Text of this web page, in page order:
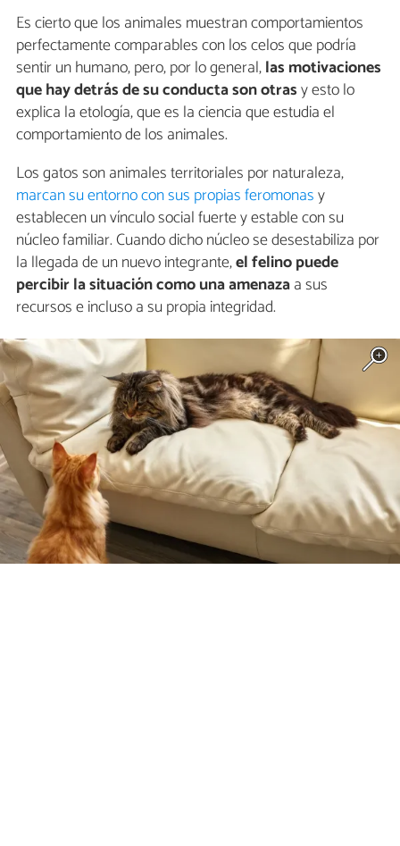
Es cierto que los animales muestran comportamientos
perfectamente comparables con los celos que podría
sentir un humano, pero, por lo general,las motivaciones
que hay detrás de su conducta son otrasy esto lo
explica la etología, que es la ciencia que estudia el
comportamiento de los animales.
Los gatos son animales territoriales por naturaleza,
marcan su entorno con sus propias feromonasy
establecen un vínculo social fuerte y estable con su
núcleo familiar. Cuando dicho núcleo se desestabiliza por
la llegada de un nuevo integrante,el felino puede
percibir la situación como una amenazaa sus
recursos e incluso a su propia integridad.